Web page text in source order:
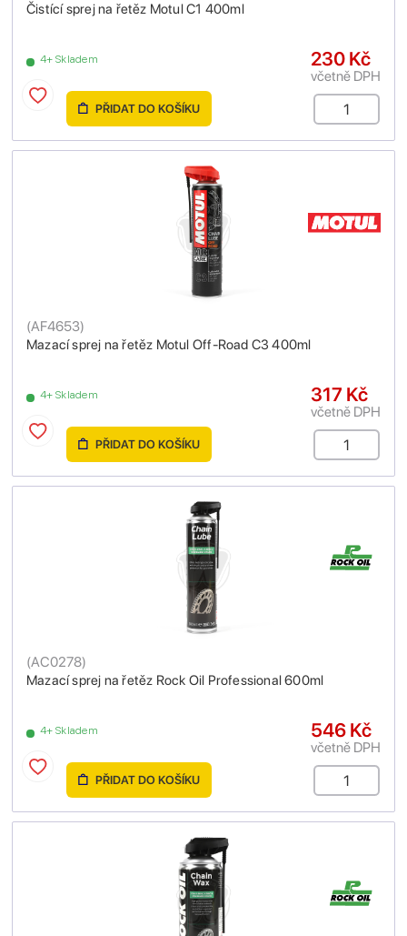
Čistící sprej na řetěz Motul C1 400ml
4+ Skladem 230 Kč
včetně DPH
PŘIDAT DO KOŠÍKU
Mazací sprej na řetěz Motul Off-Road C3 400ml
(AF4653)
4+ Skladem 317 Kč
včetně DPH
PŘIDAT DO KOŠÍKU
Mazací sprej na řetěz Rock Oil Professional 600ml
(AC0278)
4+ Skladem 546 Kč
včetně DPH
PŘIDAT DO KOŠÍKU